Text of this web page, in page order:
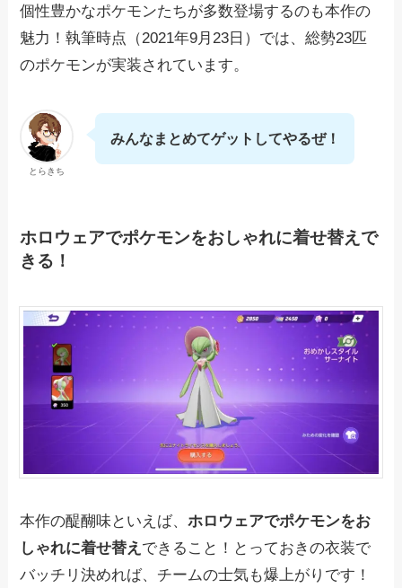
個性豊かなポケモンたちが多数登場するのも本作の
魅力！執筆時点（2021年9月23日）では、総勢23匹
のポケモンが実装されています。
とらきち
みんなまとめてゲットしてやるぜ！
ホロウェアでポケモンをおしゃれに着せ替えで
きる！
本作の醍醐味といえば、ホロウェアでポケモンをお
しゃれに着せ替え できること！とっておきの衣装で
バッチリ決めれば、チームの士気も爆上がりです！